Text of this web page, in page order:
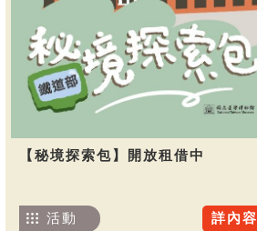
【秘境探索包】開放租借中
詳內容
活動